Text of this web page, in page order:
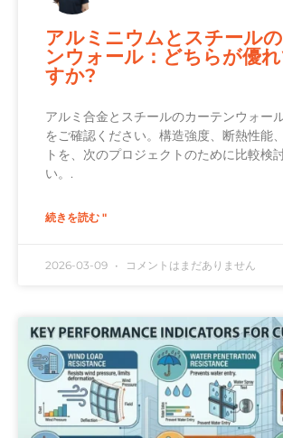
アルミニウムとスチール
ンウォール：どちらが優
すか?
アルミ合金とスチールのカーテンウォー
をご確認ください。構造強度、断熱性能
トを、次のプロジェクトのために比較検
い。.
続きを読む "
2026-03-09 コメントはまだありません